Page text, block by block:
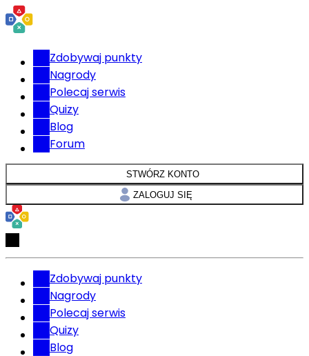
Zdobywaj punkty
Nagrody
Polecaj serwis
Quizy
Blog
Forum
STWÓRZ KONTO
ZALOGUJ SIĘ
Zdobywaj punkty
Nagrody
Polecaj serwis
Quizy
Blog